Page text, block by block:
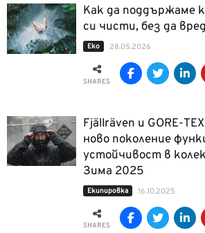
Как да поддържаме
си чисти, без да
Еко 28.05.2026
SHARES
Fjällräven и GORE-
ново поколение
устойчивост в
Зима 2025
Екипировка 16.10.2025
SHARES